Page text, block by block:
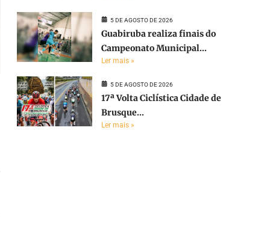
5 DE AGOSTO DE 2026
Guabiruba realiza finais do
Campeonato Municipal...
Ler mais »
5 DE AGOSTO DE 2026
17ª Volta Ciclística Cidade de
Brusque...
Ler mais »